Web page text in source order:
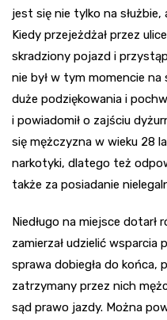
jest się nie tylko na
Kiedy przejeżdżał przez
skradziony pojazd i
nie był w tym momencie na
duże podziękowania i
i powiadomił o zajściu
się mężczyzna w wieku 28
narkotyki, dlatego też
także za posiadanie
Niedługo na miejsce
zamierzał udzielić
sprawa dobiegła do końca,
zatrzymany przez nich
sąd prawo jazdy. Można